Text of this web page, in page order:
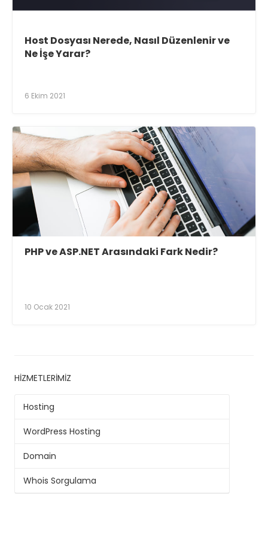
Host Dosyası Nerede, Nasıl Düzenlenir ve
Ne İşe Yarar?
6 Ekim 2021
PHP ve ASP.NET Arasındaki Fark Nedir?
10 Ocak 2021
HIZMETLERIMIZ
Hosting
WordPress Hosting
Domain
Whois Sorgulama